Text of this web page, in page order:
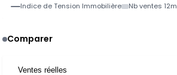
Indice de Tension Immobilière Nb ventes 12m
Comparer
Ventes réelles